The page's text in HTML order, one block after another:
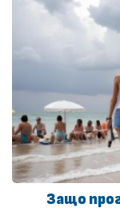
Защо